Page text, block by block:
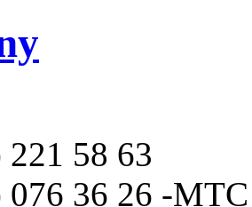
58 63
076 36 26 -MTC